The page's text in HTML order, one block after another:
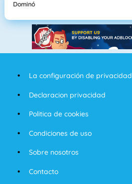
Dominó
La configuración de privacidad
Declaracion privacidad
Politica de cookies
Condiciones de uso
Sobre nosotros
Contacto